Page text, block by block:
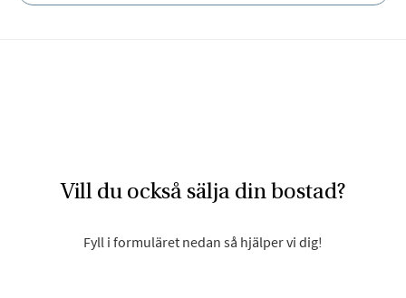
Vill du också sälja din bostad?
Fyll i formuläret nedan så hjälper vi dig!